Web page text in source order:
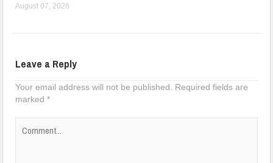
August 07, 2026
Leave a Reply
Your email address will not be published.
Required fields are
marked*